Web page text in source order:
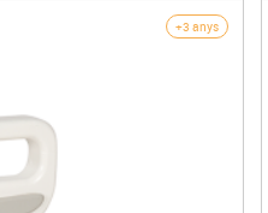
+3 anys